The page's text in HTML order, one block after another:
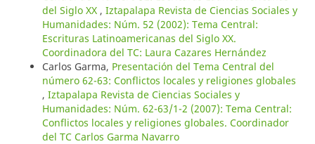
del Siglo XX , Iztapalapa Revista de Ciencias Sociales y
Humanidades: Núm. 52 (2002): Tema Central:
Escrituras Latinoamericanas del Siglo XX.
Coordinadora del TC: Laura Cazares Hernández
Carlos Garma, Presentación del Tema Central del
número 62-63: Conflictos locales y religiones globales
, Iztapalapa Revista de Ciencias Sociales y
Humanidades: Núm. 62-63/1-2 (2007): Tema Central:
Conflictos locales y religiones globales. Coordinador
del TC Carlos Garma Navarro